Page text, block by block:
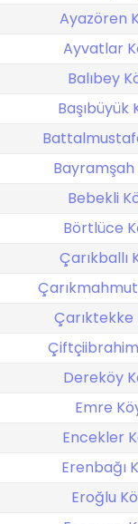
Ayazören
Ayvatlar
Balıbey
Başıbüyük
Bayramşah
Bebekli
Börtlüce
Çarıkballı
Çarıktekke
Dereköy
Emre
Encekler
Erenbağı
Eroğlu